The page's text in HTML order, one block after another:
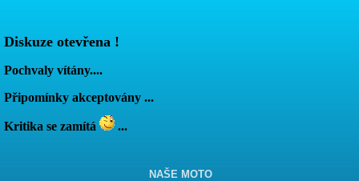
Diskuze otevřena !
Pochvaly vítány....
Připomínky akceptovány ...
Kritika se zamítá ...
NAŠE MOTO